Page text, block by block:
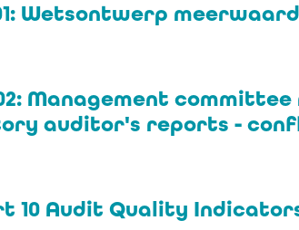
Wetsontwerp
02: Management
auditor's reports -
10 Audit Quality